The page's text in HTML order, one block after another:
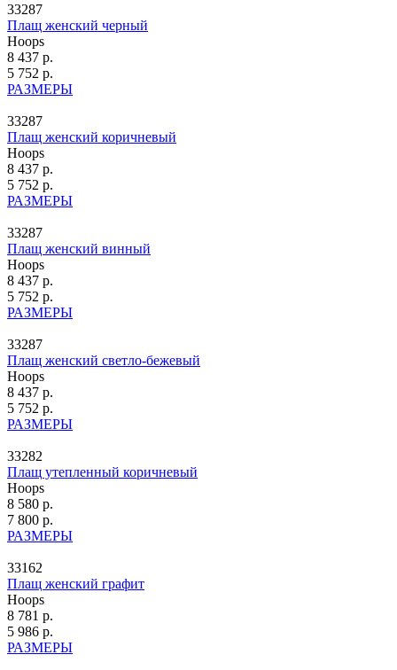
33287
Плащ женский черный
Hoops
8 437 р.
5 752 р.
РАЗМЕРЫ
33287
Плащ женский коричневый
Hoops
8 437 р.
5 752 р.
РАЗМЕРЫ
33287
Плащ женский винный
Hoops
8 437 р.
5 752 р.
РАЗМЕРЫ
33287
Плащ женский светло-бежевый
Hoops
8 437 р.
5 752 р.
РАЗМЕРЫ
33282
Плащ утепленный коричневый
Hoops
8 580 р.
7 800 р.
РАЗМЕРЫ
33162
Плащ женский графит
Hoops
8 781 р.
5 986 р.
РАЗМЕРЫ